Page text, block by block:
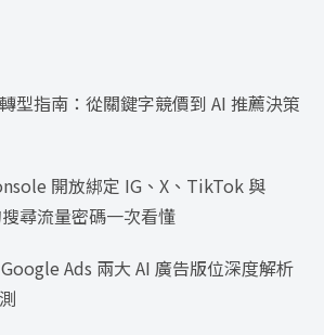
型指南：從關鍵字競價到 AI 推薦決策
開放綁定 IG、X、TikTok 與
尋流量密碼一次看懂
Ads 兩大 AI 廣告版位深度解析